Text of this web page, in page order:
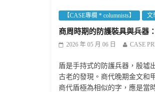
【CASE專欄 * columnists】 文
商周時期的防護裝具與兵器
2026 年 05 月 06 日 CASE
盾是手持式的防護兵器，殷墟
古老的發現。商代晚期金文和
商代盾極為相似的字，應是當